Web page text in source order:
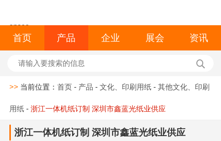
space
首页 产品 企业 展会 资讯
>> 当前位置：首页 - 产品 -文化、印刷用纸 -其他文化、印刷
用纸 -浙江一体机纸订制 深圳市鑫蓝光纸业供应
浙江一体机纸订制 深圳市鑫蓝光纸业供应